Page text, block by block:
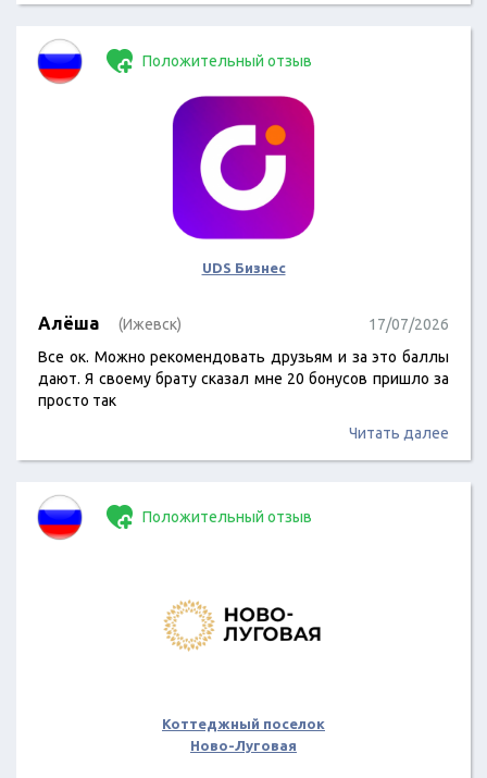
Положительный отзыв
UDS Бизнес
Алёша (Ижевск)
17/07/2026
Все ок. Можно рекомендовать друзьям и за это баллы
дают. Я своему брату сказал мне 20 бонусов пришло за
просто так
Читать далее
Положительный отзыв
Коттеджный поселок
Ново-Луговая